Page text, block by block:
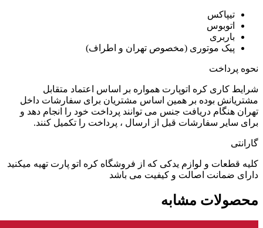
تیپاکس
اتوبوس
باربری
پیک موتوری (مخصوص تهران و اطراف)
نحوه پرداخت
شرایط کاری کره اتوپارت همواره بر اساس اعتماد متقابل
مشتریانش بوده بر همین اساس مشتریان برای سفارشات داخل
تهران هنگام دریافت جنس می توانند پرداخت خود را انجام دهد و
برای سایر سفارشات قبل از ارسال ، پرداخت را تکمیل کنند.
گارانتی
کلیه قطعات و لوازم یدکی که از فروشگاه کره اتو پارت تهیه میکنید
دارای ضمانت اصالت و کیفیت می باشد
محصولات مشابه